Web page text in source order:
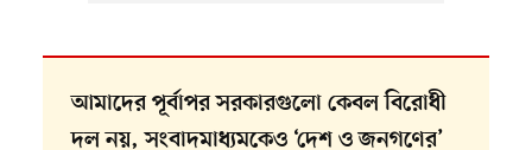
আমাদের পূর্বাপর সরকারগুলো কেবল বিরোধী
দল নয়, সংবাদমাধ্যমকেও ‘দেশ ও জনগণের’